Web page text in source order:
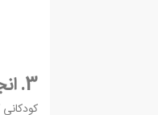
3. انجام تمرینات کششی و تحرک در طول روز